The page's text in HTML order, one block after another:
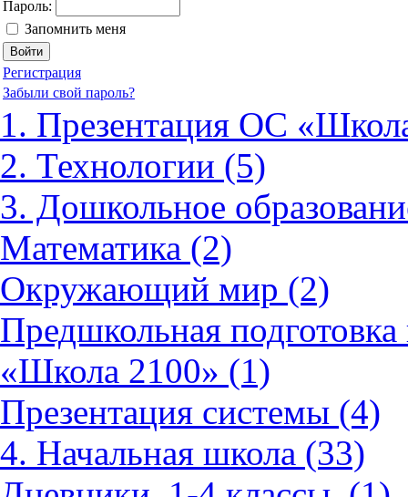
Пароль:
Запомнить меня
Регистрация
Забыли свой пароль?
1. Презентация ОС
2. Технологии (5)
3. Дошкольное
Математика (2)
Окружающий мир (2)
Предшкольная
«Школа 2100» (1)
Презентация системы (4)
4. Начальная школа (33)